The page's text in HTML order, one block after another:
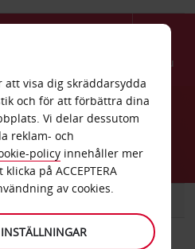
Menu
Santa Fe
att visa dig skräddarsydda
och för att förbättra dina
Vi delar dessutom
reklam- och
policy innehåller mer
på ACCEPTERA
av cookies.